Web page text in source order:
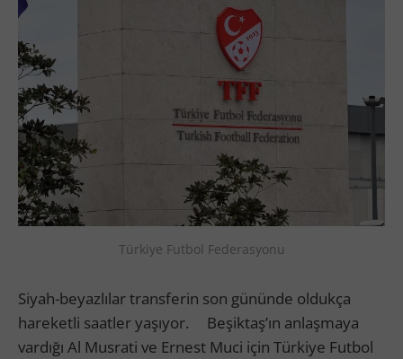
Türkiye Futbol Federasyonu
Siyah-beyazlılar transferin son gününde oldukça
hareketli saatler yaşıyor. Beşiktaş’ın anlaşmaya
vardığı Al Musrati ve Ernest Muci için Türkiye Futbol